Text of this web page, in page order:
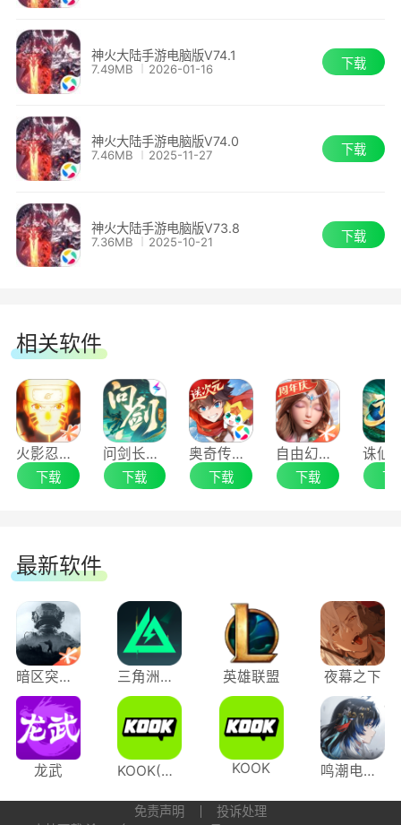
神火大陆手游电脑版V74.1
7.49MB 2026-01-16 下载
神火大陆手游电脑版V74.0
7.46MB 2025-11-27 下载
神火大陆手游电脑版V73.8
7.36MB 2025-10-21 下载
相关软件
火影忍者手游电脑版
下载
问剑长生手游电脑版
下载
奥奇传说手游电脑版
下载
自由幻想手游电脑版
下载 下
最新软件
暗区突围：无限 三角洲行动 英雄联盟 夜幕之下
龙武 KOOK(原开黑啦) KOOK 鸣潮电脑版
免责声明
投诉处理